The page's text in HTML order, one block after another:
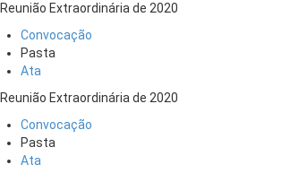
Reunião Extraordinária de 2020
Convocação
Pasta
Ata
Reunião Extraordinária de 2020
Convocação
Pasta
Ata